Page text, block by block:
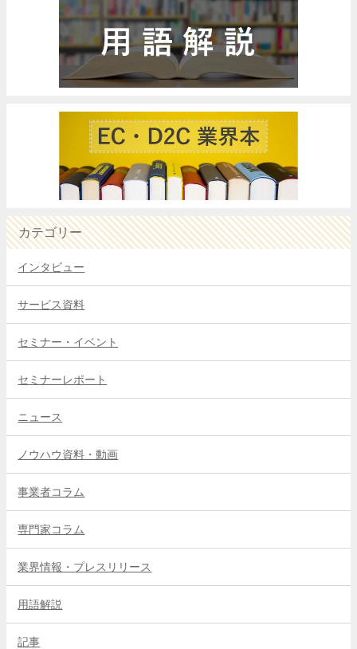
カテゴリー
インタビュー
サービス資料
セミナー・イベント
セミナーレポート
ニュース
ノウハウ資料・動画
事業者コラム
専門家コラム
業界情報・プレスリリース
用語解説
記事